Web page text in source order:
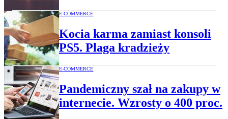
E-COMMERCE
Kocia karma zamiast konsoli
PS5. Plaga kradzieży
E-COMMERCE
Pandemiczny szał na zakupy w
internecie. Wzrosty o 400 proc.